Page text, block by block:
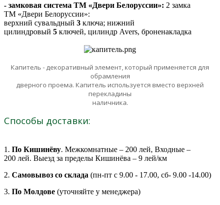
- замковая система ТМ «Двери Белоруссии»: 2 замка
ТМ «Двери Белоруссии»:
верхний сувальдный 3 ключа; нижний
цилиндровый 5 ключей, цилиндр Avers, броненакладка
Капитель - декоративный элемент, который применяется для
обрамления
дверного проема. Капитель используется вместо верхней
перекладины
наличника.
Способы доставки:
1. По Кишинёву. Межкомнатные – 200 лей, Входные –
200 лей. Выезд за пределы Кишинёва – 9 лей/км
2. Самовывоз со склада (пн-пт с 9.00 - 17.00, сб- 9.00 -14.00)
3. По Молдове (уточняйте у менеджера)